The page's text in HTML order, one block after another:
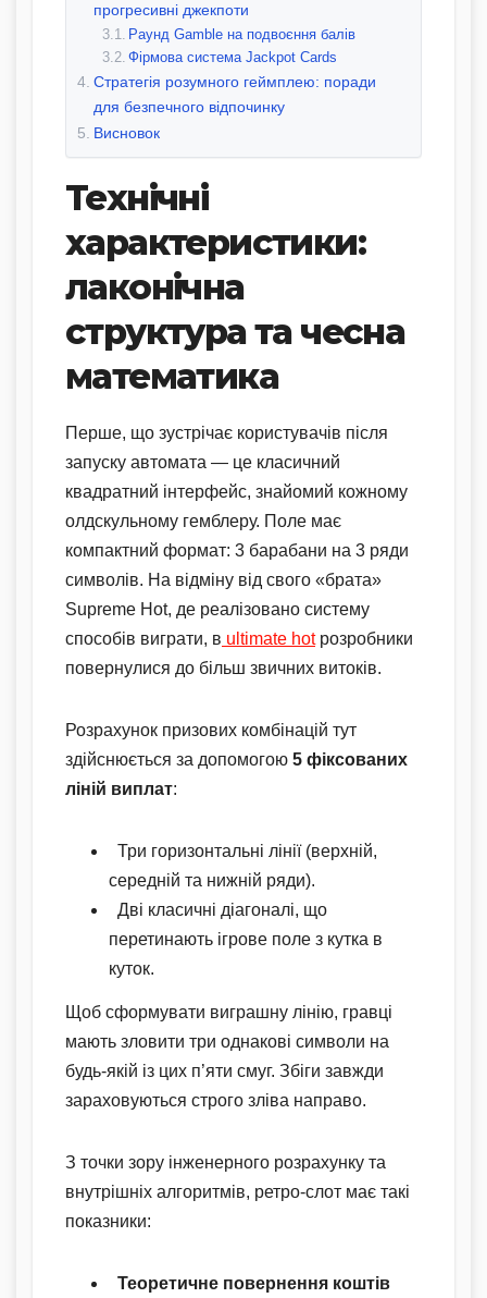
прогресивні джекпоти
Раунд Gamble на подвоєння балів
Фірмова система Jackpot Cards
Стратегія розумного геймплею: поради
для безпечного відпочинку
Висновок
Технічні
характеристики:
лаконічна
структура та чесна
математика
Перше, що зустрічає користувачів після
запуску автомата — це класичний
квадратний інтерфейс, знайомий кожному
олдскульному гемблеру. Поле має
компактний формат: 3 барабани на 3 ряди
символів. На відміну від свого «брата»
Supreme Hot, де реалізовано систему
способів виграти, в ultimate hotрозробники
повернулися до більш звичних витоків.
Розрахунок призових комбінацій тут
здійснюється за допомогою 5 фіксованих
ліній виплат:
Три горизонтальні лінії (верхній,
середній та нижній ряди).
Дві класичні діагоналі, що
перетинають ігрове поле з кутка в
куток.
Щоб сформувати виграшну лінію, гравці
мають зловити три однакові символи на
будь-якій із цих п’яти смуг. Збіги завжди
зараховуються строго зліва направо.
З точки зору інженерного розрахунку та
внутрішніх алгоритмів, ретро-слот має такі
показники:
Теоретичне повернення коштів